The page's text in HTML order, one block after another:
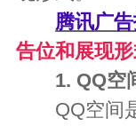
腾讯广
告位和展现
1. QQ空
QQ空间是